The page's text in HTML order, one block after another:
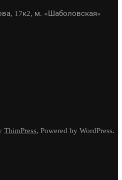
17к2, м. «Шаболовская»
ThimPress. Powered by WordPress.